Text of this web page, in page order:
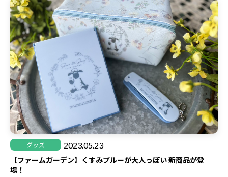
グッズ 2023.05.23
【ファームガーデン】くすみブルーが大人っぽい 新商品が登
場！